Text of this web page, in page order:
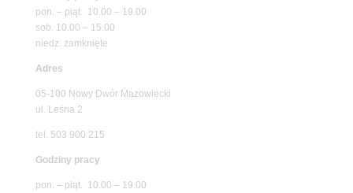
pon. – piąt. 10.00 – 19.00
sob. 10.00 – 15.00
niedz. zamknięte
Adres
05-100 Nowy Dwór Mazowiecki
ul. Leśna 2
tel. 503 900 215
Godziny pracy
pon. – piąt. 10.00 – 19.00